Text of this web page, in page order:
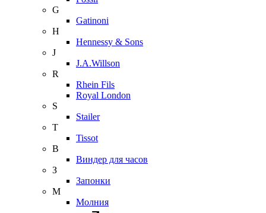
G
Gatinoni
H
Hennessy & Sons
J
J.A.Willson
R
Rhein Fils
Royal London
S
Stailer
T
Tissot
В
Виндер для часов
З
Запонки
М
Молния